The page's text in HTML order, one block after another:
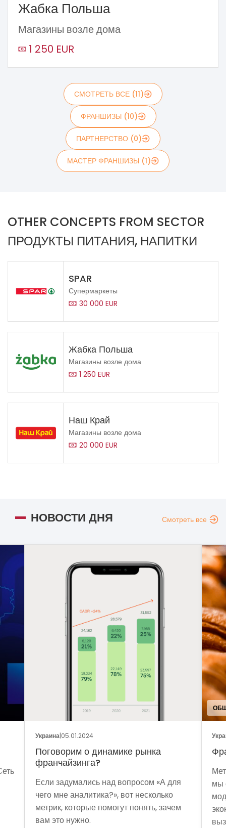
Жабка Польша
Магазины возле дома
1 250 EUR
СМОТРЕТЬ ВСЕ (11)
ФРАНШИЗЫ (10)
ПАРТНЕРСТВО (0)
МАСТЕР ФРАНШИЗЫ (1)
OTHER CONCEPTS FROM SECTOR
ПРОДУКТЫ ПИТАНИЯ, НАПИТКИ
SPAR
Супермаркеты
30 000 EUR
Жабка Польша
Магазины возле дома
1 250 EUR
Наш Край
Магазины возле дома
20 000 EUR
НОВОСТИ ДНЯ Смотреть все
Украина|05.01.2024
Поговорим о динамике рынка
франчайзинга?
Если задумались над вопросом «А для
чего мне аналитика?», вот несколько
метрик, которые помогут понять, зачем
вам это нужно.
мы